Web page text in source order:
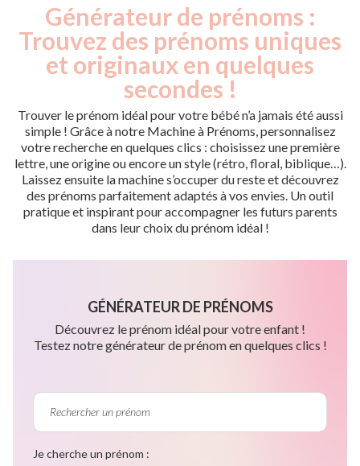
Générateur de prénoms :
Trouvez des prénoms uniques
et originaux en quelques
secondes !
Trouver le prénom idéal pour votre bébé n’a jamais été aussi
simple ! Grâce à notre Machine à Prénoms, personnalisez
votre recherche en quelques clics : choisissez une première
lettre, une origine ou encore un style (rétro, floral, biblique…).
Laissez ensuite la machine s’occuper du reste et découvrez
des prénoms parfaitement adaptés à vos envies. Un outil
pratique et inspirant pour accompagner les futurs parents
dans leur choix du prénom idéal !
GÉNÉRATEUR DE PRÉNOMS
Découvrez le prénom idéal pour votre enfant !
Testez notre générateur de prénom en quelques clics !
Je cherche un prénom :